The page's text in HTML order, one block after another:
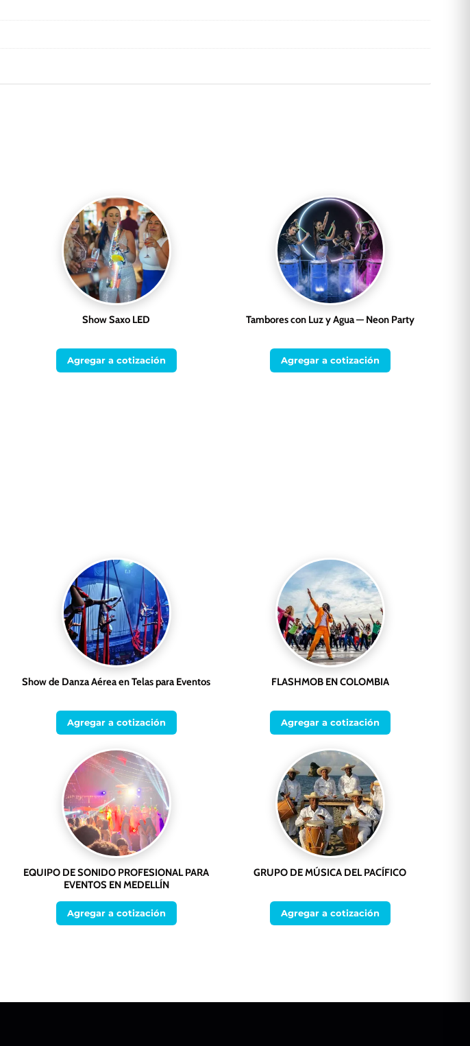
Show Saxo LED
Agregar a cotización
Tambores con Luz y Agua — Neon Party
Agregar a cotización
Show de Danza Aérea en Telas para Eventos
Agregar a cotización
FLASHMOB EN COLOMBIA
Agregar a cotización
EQUIPO DE SONIDO PROFESIONAL PARA
EVENTOS EN MEDELLÍN
Agregar a cotización
GRUPO DE MÚSICA DEL PACÍFICO
Agregar a cotización